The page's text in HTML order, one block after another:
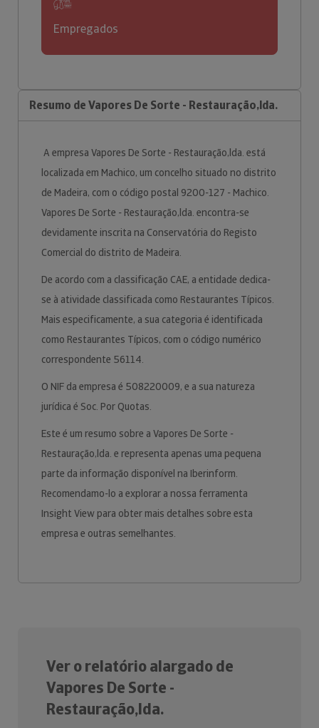
Empregados
Resumo de Vapores De Sorte - Restauração,lda.
A empresa Vapores De Sorte - Restauração,lda. está
localizada em Machico, um concelho situado no distrito
de Madeira, com o código postal 9200-127 - Machico.
Vapores De Sorte - Restauração,lda. encontra-se
devidamente inscrita na Conservatória do Registo
Comercial do distrito de Madeira.
De acordo com a classificação CAE, a entidade dedica-
se à atividade classificada como Restaurantes Típicos.
Mais especificamente, a sua categoria é identificada
como Restaurantes Típicos, com o código numérico
correspondente 56114.
O NIF da empresa é 508220009, e a sua natureza
jurídica é Soc. Por Quotas.
Este é um resumo sobre a Vapores De Sorte -
Restauração,lda. e representa apenas uma pequena
parte da informação disponível na Iberinform.
Recomendamo-lo a explorar a nossa ferramenta
Insight View para obter mais detalhes sobre esta
empresa e outras semelhantes.
Ver o relatório alargado de
Vapores De Sorte -
Restauração,lda.